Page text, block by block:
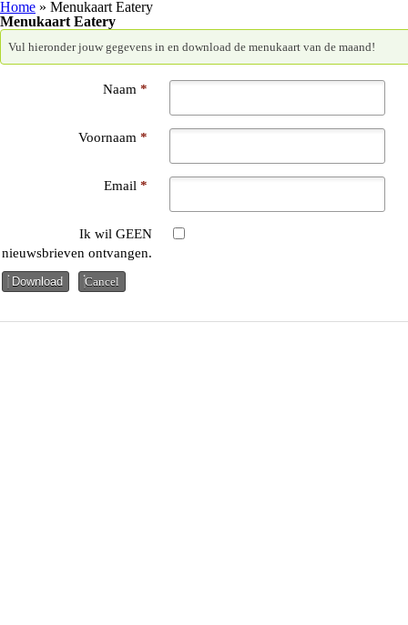
Overslaan en naar de algemene inhoud gaan
U bent hier
Home » Menukaart Eatery
Menukaart Eatery
Vul hieronder jouw gegevens in en download de menukaart van de maand!
Naam *
Voornaam *
Email *
Ik wil GEEN
nieuwsbrieven ontvangen.
Download Cancel